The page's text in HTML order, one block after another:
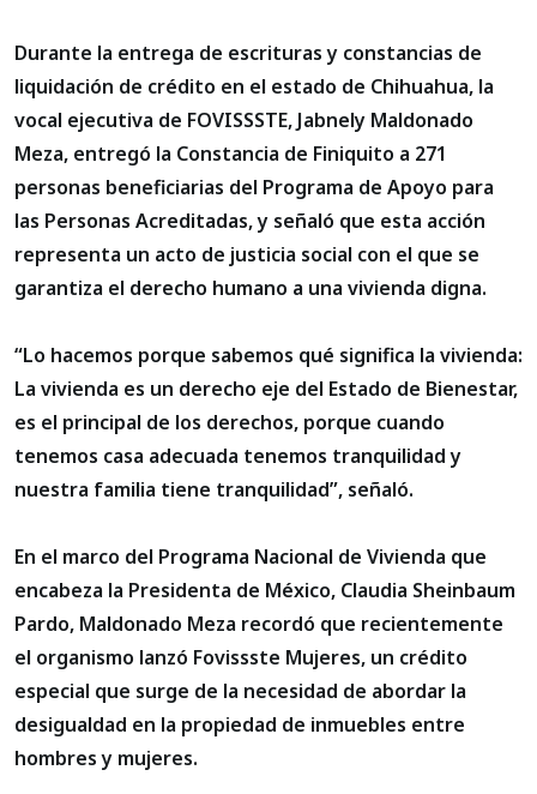
Durante la entrega de escrituras y constancias de
liquidación de crédito en el estado de Chihuahua, la
vocal ejecutiva de FOVISSSTE, Jabnely Maldonado
Meza, entregó la Constancia de Finiquito a 271
personas beneficiarias del Programa de Apoyo para
las Personas Acreditadas, y señaló que esta acción
representa un acto de justicia social con el que se
garantiza el derecho humano a una vivienda digna.
“Lo hacemos porque sabemos qué significa la vivienda:
La vivienda es un derecho eje del Estado de Bienestar,
es el principal de los derechos, porque cuando
tenemos casa adecuada tenemos tranquilidad y
nuestra familia tiene tranquilidad”, señaló.
En el marco del Programa Nacional de Vivienda que
encabeza la Presidenta de México, Claudia Sheinbaum
Pardo, Maldonado Meza recordó que recientemente
el organismo lanzó Fovissste Mujeres, un crédito
especial que surge de la necesidad de abordar la
desigualdad en la propiedad de inmuebles entre
hombres y mujeres.